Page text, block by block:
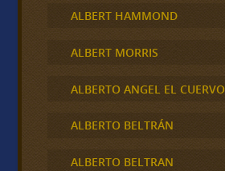
ALBERT HAMMOND
ALBERT MORRIS
ALBERTO ANGEL EL CUERVO
ALBERTO BELTRÁN
ALBERTO BELTRAN